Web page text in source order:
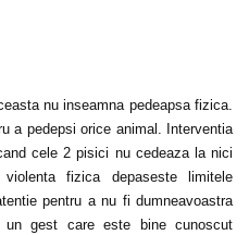
nu inseamna pedeapsa fizica.
a pedepsi orice animal. Interventia
cele 2 pisici nu cedeaza la nici
fizica depaseste limitele
pentru a nu fi dumneavoastra
gest care este bine cunoscut